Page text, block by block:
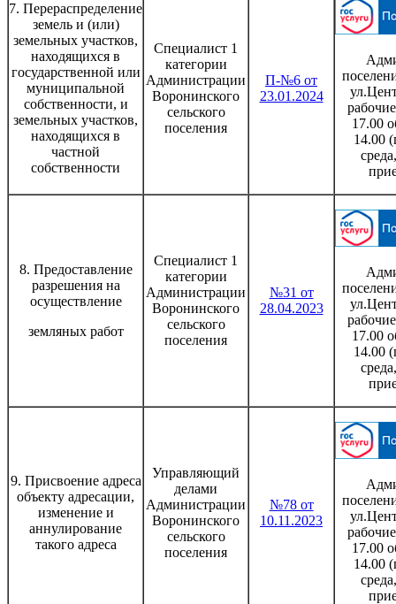
7. Перераспределение
земель и (или)
земельных участков,
находящихся в
государственной или
муниципальной
собственности, и
земельных участков,
находящихся в
частной
собственности
Специалист 1
категории
Администрации
Воронинского
сельского
поселения
П-№6 от
23.01.2024
17.00
14.00
8. Предоставление
разрешения на
осуществление
земляных работ
Специалист 1
категории
Администрации
Воронинского
сельского
поселения
№31 от
28.04.2023
17.00
14.00
9. Присвоение адреса
объекту адресации,
изменение и
аннулирование
такого адреса
Управляющий
делами
Администрации
Воронинского
сельского
поселения
№78 от
10.11.2023
17.00
14.00